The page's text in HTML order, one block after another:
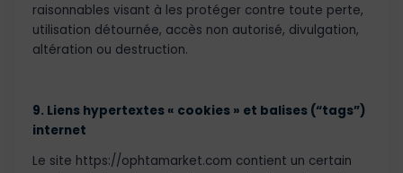
raisonnables visant à les protéger contre toute perte,
utilisation détournée, accès non autorisé, divulgation,
altération ou destruction.
9. Liens hypertextes « cookies » et balises (“tags”)
internet
Le site https://ophtamarket.com contient un certain